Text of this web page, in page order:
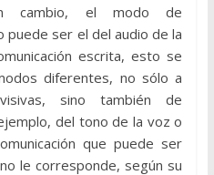
cambio, el modo de
puede ser el del audio de la
escrita, esto se
diferentes, no sólo a
sino también de
del tono de la voz o
que puede ser
le corresponde, según su